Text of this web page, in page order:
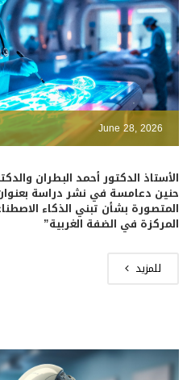
June 28, 2026
الأستاذ الدكتور أحمد البطران
حنين دعامسة في نشر دراسة
المتصورة بشأن تبني الذكاء
المركزة في الضفة الغربية”
للمزيد